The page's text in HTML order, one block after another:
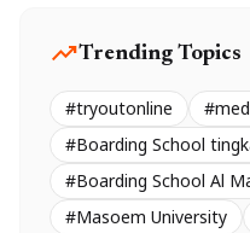
trending_upTrending Topics
#tryoutonline
#Boarding School
#Boarding School Al
#Masoem University